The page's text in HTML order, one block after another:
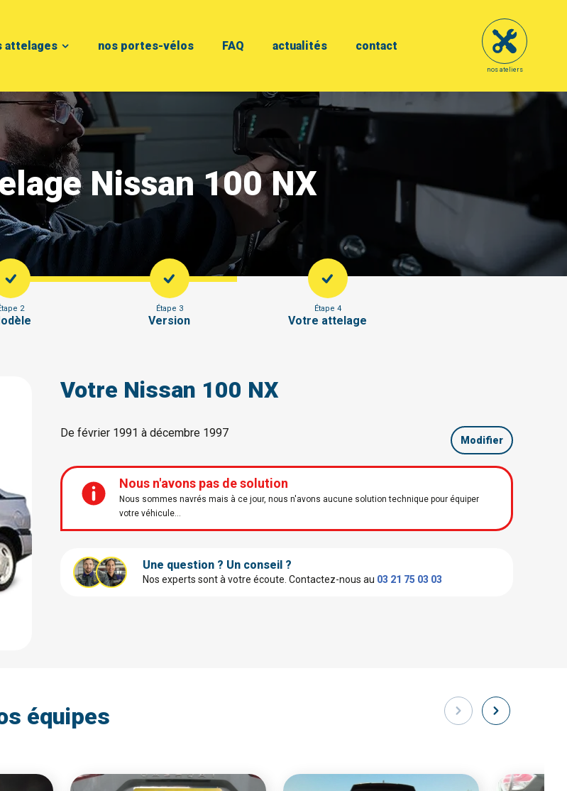
attelages nos portes-vélos FAQ actualités contact
nos ateliers
Nissan 100 NX
2 Étape 3
Version
Étape 4
Votre attelage
Votre Nissan 100 NX
De février 1991 à décembre 1997
Modifier
Nous n'avons pas de solution
Nous sommes navrés mais à ce jour, nous n'avons aucune solution technique pour équiper
votre véhicule...
Une question ? Un conseil ?
Nos experts sont à votre écoute. Contactez-nous au 03 21 75 03 03
équipes